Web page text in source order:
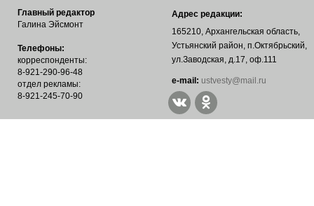
Главный редактор
Галина Эйсмонт
Телефоны:
корреспонденты:
8-921-290-96-48
отдел рекламы:
8-921-245-70-90
Адрес редакции:
165210, Архангельская область,
Устьянский район, п.Октябрьский,
ул.Заводская, д.17, оф.111
е-mail: ustvesty@mail.ru